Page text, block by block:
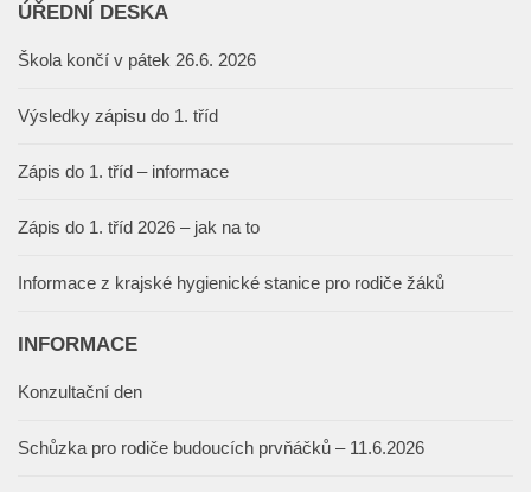
ÚŘEDNÍ DESKA
Škola končí v pátek 26.6. 2026
Výsledky zápisu do 1. tříd
Zápis do 1. tříd – informace
Zápis do 1. tříd 2026 – jak na to
Informace z krajské hygienické stanice pro rodiče žáků
INFORMACE
Konzultační den
Schůzka pro rodiče budoucích prvňáčků – 11.6.2026